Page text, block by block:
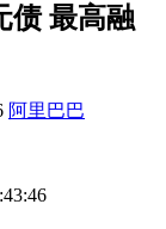
债 最高融
阿里巴巴